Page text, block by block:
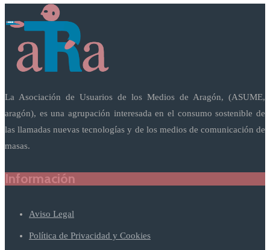
La Asociación de Usuarios de los Medios de Aragón, (ASUME,
aragón), es una agrupación interesada en el consumo sostenible de
las llamadas nuevas tecnologías y de los medios de comunicación de
masas.
Información
Aviso Legal
Política de Privacidad y Cookies